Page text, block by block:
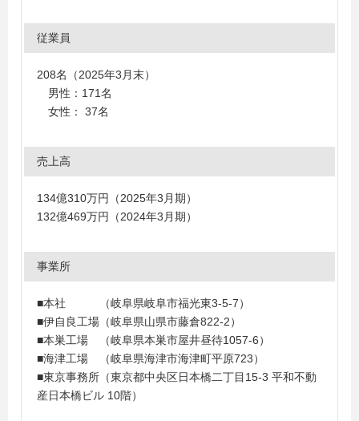
従業員
208名（2025年3月末）
男性：171名
女性： 37名
売上高
134億310万円（2025年3月期）
132億469万円（2024年3月期）
事業所
■本社 （岐阜県岐阜市福光東3-5-7）
■伊自良工場（岐阜県山県市藤倉822-2）
■本巣工場 （岐阜県本巣市屋井昼待1057-6）
■海津工場 （岐阜県海津市海津町平原723）
■東京事務所（東京都中央区日本橋二丁目15-3 平和不動
産日本橋ビル 10階）